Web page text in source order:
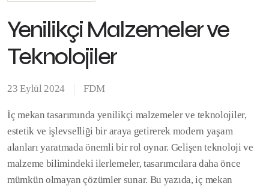
Yenilikçi Malzemeler ve
Teknolojiler
23 Eylül 2024 FDM
İç mekan tasarımında yenilikçi malzemeler ve teknolojiler,
estetik ve işlevselliği bir araya getirerek modern yaşam
alanları yaratmada önemli bir rol oynar. Gelişen teknoloji ve
malzeme bilimindeki ilerlemeler, tasarımcılara daha önce
mümkün olmayan çözümler sunar. Bu yazıda, iç mekan